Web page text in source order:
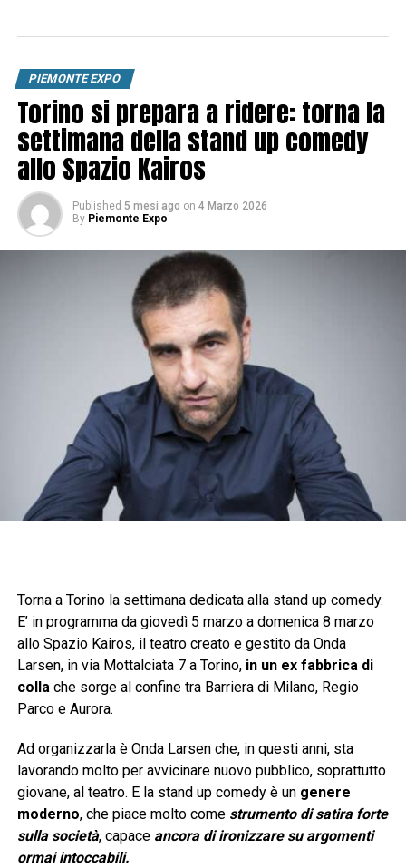
PIEMONTE EXPO
Torino si prepara a ridere: torna la
settimana della stand up comedy
allo Spazio Kairos
Published 5 mesi ago on 4 Marzo 2026
By Piemonte Expo
Torna a Torino la settimana dedicata alla stand up comedy.
E’ in programma da giovedì 5 marzo a domenica 8 marzo
allo Spazio Kairos, il teatro creato e gestito da Onda
Larsen, in via Mottalciata 7 a Torino, in un ex fabbrica di
colla che sorge al confine tra Barriera di Milano, Regio
Parco e Aurora.
Ad organizzarla è Onda Larsen che, in questi anni, sta
lavorando molto per avvicinare nuovo pubblico, soprattutto
giovane, al teatro. E la stand up comedy è un genere
moderno, che piace molto comestrumento di satira forte
sulla società, capace ancora di ironizzare su argomenti
ormai intoccabili.